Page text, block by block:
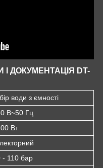
ДОКУМЕНТАЦІЯ DT-
води з ємності
В~50 Гц
Вт
- 110 бар